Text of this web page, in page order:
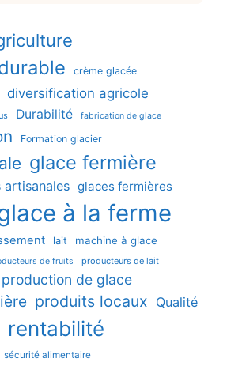
crème glacée
diversification agricole
Durabilité fabrication de glace
Formation glacier
glace fermière
artisanales glaces fermières
à la ferme
lait machine à glace
de fruits producteurs de lait
production de glace
produits locaux Qualité
rentabilité
sécurité alimentaire